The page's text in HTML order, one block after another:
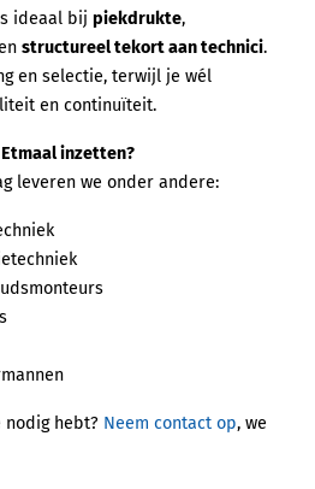
ideaal bij piekdrukte,
structureel tekort aan technici.
en selectie, terwijl je wél
en continuïteit.
inzetten?
leveren we onder andere:
nodig hebt? Neem contact op, we